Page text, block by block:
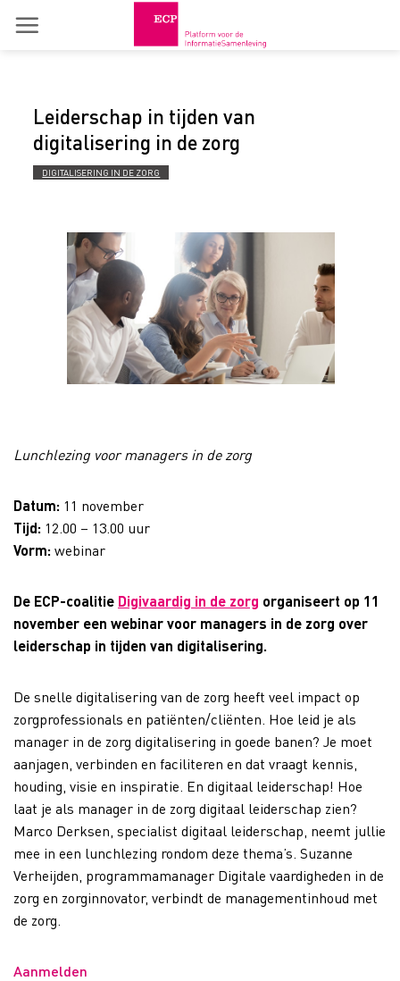
Leiderschap in tijden van
digitalisering in de zorg
DIGITALISERING IN DE ZORG
Lunchlezing voor managers in de zorg
Datum: 11 november
Tijd: 12.00 – 13.00 uur
Vorm: webinar
De ECP-coalitie Digivaardig in de zorg organiseert op 11
november een webinar voor managers in de zorg over
leiderschap in tijden van digitalisering.
De snelle digitalisering van de zorg heeft veel impact op
zorgprofessionals en patiënten/cliënten. Hoe leid je als
manager in de zorg digitalisering in goede banen? Je moet
aanjagen, verbinden en faciliteren en dat vraagt kennis,
houding, visie en inspiratie. En digitaal leiderschap! Hoe
laat je als manager in de zorg digitaal leiderschap zien?
Marco Derksen, specialist digitaal leiderschap, neemt jullie
mee in een lunchlezing rondom deze thema’s. Suzanne
Verheijden, programmamanager Digitale vaardigheden in de
zorg en zorginnovator, verbindt de managementinhoud met
de zorg.
Aanmelden